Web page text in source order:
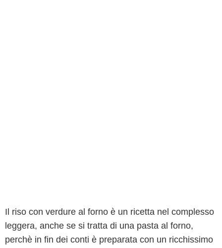
Il riso con verdure al forno è un ricetta nel complesso
leggera, anche se si tratta di una pasta al forno,
perchè in fin dei conti è preparata con un ricchissimo